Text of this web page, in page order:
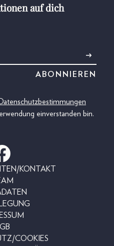
auf dich
Datenschutzbestimmungen
einverstanden bin.
KONTAKT
COOKIES